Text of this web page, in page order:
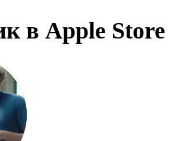
в Apple Store